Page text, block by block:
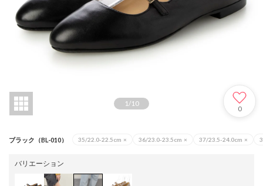
1/10
0
ブラック（BL-010） 35/22.0-22.5cm × 36/23.0-23.5cm × 37/23.5-24.0cm ×
バリエーション